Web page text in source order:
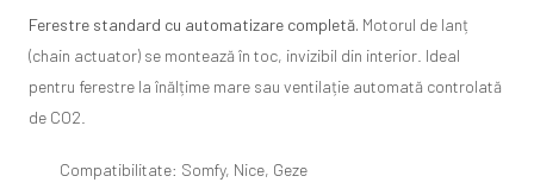
Ferestre standard cu automatizare completă. Motorul de lanț
(chain actuator) se montează în toc, invizibil din interior. Ideal
pentru ferestre la înălțime mare sau ventilație automată controlată
de CO2.
Compatibilitate: Somfy, Nice, Geze